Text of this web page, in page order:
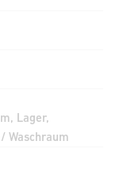
Lager,
Waschraum